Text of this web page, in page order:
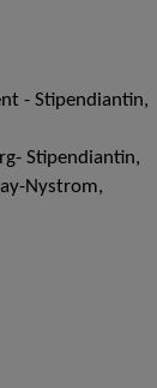
- Stipendiantin,
Stipendiantin,
Nystrom,